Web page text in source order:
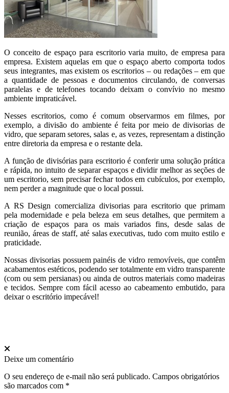
O conceito de espaço para escritorio varia muito, de empresa para
empresa. Existem aquelas em que o espaço aberto comporta todos
seus integrantes, mas existem os escritorios – ou redações – em que
a quantidade de pessoas e documentos circulando, de conversas
paralelas e de telefones tocando deixam o convívio no mesmo
ambiente impraticável.
Nesses escritorios, como é comum observarmos em filmes, por
exemplo, a divisão do ambiente é feita por meio de divisorias de
vidro, que separam setores, salas e, as vezes, representam a distinção
entre diretoria da empresa e o restante dela.
A função de divisórias para escritorio é conferir uma solução prática
e rápida, no intuito de separar espaços e dividir melhor as seções de
um escritorio, sem precisar fechar todos em cubículos, por exemplo,
nem perder a magnitude que o local possui.
A RS Design comercializa divisorias para escritorio que primam
pela modernidade e pela beleza em seus detalhes, que permitem a
criação de espaços para os mais variados fins, desde salas de
reunião, áreas de staff, até salas executivas, tudo com muito estilo e
praticidade.
Nossas divisorias possuem painéis de vidro removíveis, que contêm
acabamentos estéticos, podendo ser totalmente em vidro transparente
(com ou sem persianas) ou ainda de outros materiais como madeiras
e tecidos. Sempre com fácil acesso ao cabeamento embutido, para
deixar o escritório impecável!
Deixe um comentário
O seu endereço de e-mail não será publicado. Campos obrigatórios
são marcados com *